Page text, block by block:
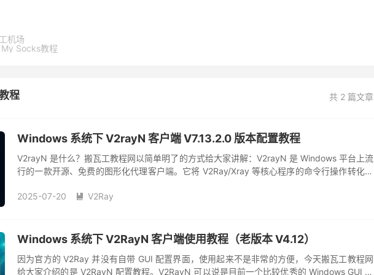
机场
Socks教程
共 2 篇文章
程
Windows 系统下 V2rayN 客户端 V7.13.2.0 版本配置教程
V2rayN 是什么？搬瓦工教程网以简单明了的方式给大家讲解：V2rayN 是 Windows 平台上流
行的一款开源、免费的图形化代理客户端。它将 V2Ray/Xray 等核心程序的命令行操作转化为
2025-07-20
 V2Ray
Windows 系统下 V2RayN 客户端使用教程（老版本 V4.12）
因为官方的 V2Ray 并没有自带 GUI 配置界面，使用起来不是非常的方便，今天搬瓦工教程网
给大家介绍的是 V2RayN 配置教程。V2RayN 可以说是目前一个比较优秀的 Windows GUI 客